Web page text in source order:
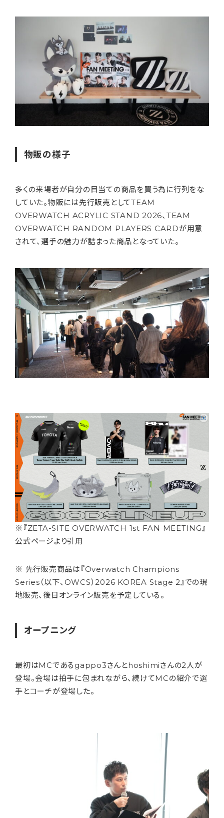
物販の様子
多くの来場者が自分の目当ての商品を買う為に行列をな
していた。物販には先行販売としてTEAM
OVERWATCH ACRYLIC STAND 2026、TEAM
OVERWATCH RANDOM PLAYERS CARDが用意
されて、選手の魅力が詰まった商品となっていた。
※『ZETA-SITE OVERWATCH 1st FAN MEETING』
公式ページより引用
※ 先行販売商品は『Overwatch Champions
Series（以下、OWCS）2026 KOREA Stage 2』での現
地販売、後日オンライン販売を予定している。
オープニング
最初はMCであるgappo3さんとhoshimiさんの2人が
登場。会場は拍手に包まれながら、続けてMCの紹介で選
手とコーチが登場した。